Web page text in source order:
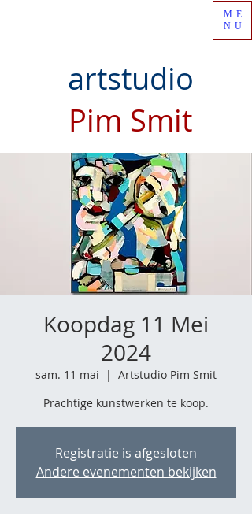
artstudio
Pim Smit
ME
NU
Koopdag 11 Mei
2024
sam. 11 mai
  |
Artstudio Pim Smit
Prachtige kunstwerken te koop.
Registratie is afgesloten
Andere evenementen bekijken